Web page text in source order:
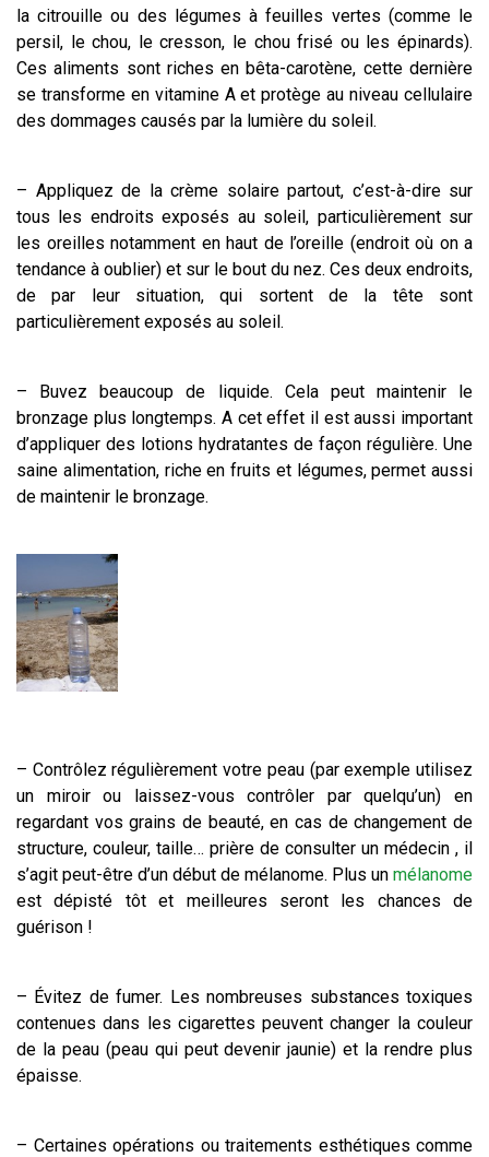
la citrouille ou des légumes à feuilles vertes (comme le
persil, le chou, le cresson, le chou frisé ou les épinards).
Ces aliments sont riches en bêta-carotène, cette dernière
se transforme en vitamine A et protège au niveau cellulaire
des dommages causés par la lumière du soleil.
– Appliquez de la crème solaire partout, c’est-à-dire sur
tous les endroits exposés au soleil, particulièrement sur
les oreilles notamment en haut de l’oreille (endroit où on a
tendance à oublier) et sur le bout du nez. Ces deux endroits,
de par leur situation, qui sortent de la tête sont
particulièrement exposés au soleil.
– Buvez beaucoup de liquide. Cela peut maintenir le
bronzage plus longtemps. A cet effet il est aussi important
d’appliquer des lotions hydratantes de façon régulière. Une
saine alimentation, riche en fruits et légumes, permet aussi
de maintenir le bronzage.
– Contrôlez régulièrement votre peau (par exemple utilisez
un miroir ou laissez-vous contrôler par quelqu’un) en
regardant vos grains de beauté, en cas de changement de
structure, couleur, taille… prière de consulter un médecin , il
s’agit peut-être d’un début de mélanome. Plus un mélanome
est dépisté tôt et meilleures seront les chances de
guérison !
– Évitez de fumer. Les nombreuses substances toxiques
contenues dans les cigarettes peuvent changer la couleur
de la peau (peau qui peut devenir jaunie) et la rendre plus
épaisse.
– Certaines opérations ou traitements esthétiques comme